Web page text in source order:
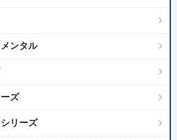
〈売れ筋・人気ランキング〉＆新刊・好
田秀樹の「老いない力」＋健康な社長と
147回春季大会
営者》講話４選
ンタル
ズ
リーズ